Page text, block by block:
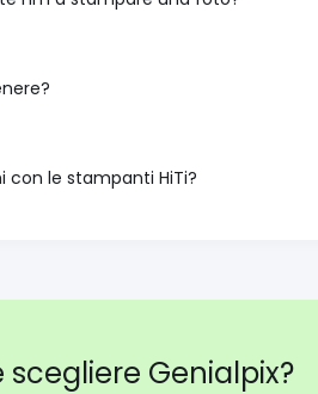
con le stampanti HiTi?
scegliere Genialpix?